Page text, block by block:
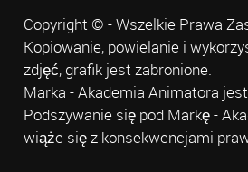
Copyright © - Wszelkie Prawa
Kopiowanie, powielanie i
zdjęć, grafik jest zabronione.
Marka - Akademia Animatora
Podszywanie się pod Markę -
wiąże się z konsekwencjami